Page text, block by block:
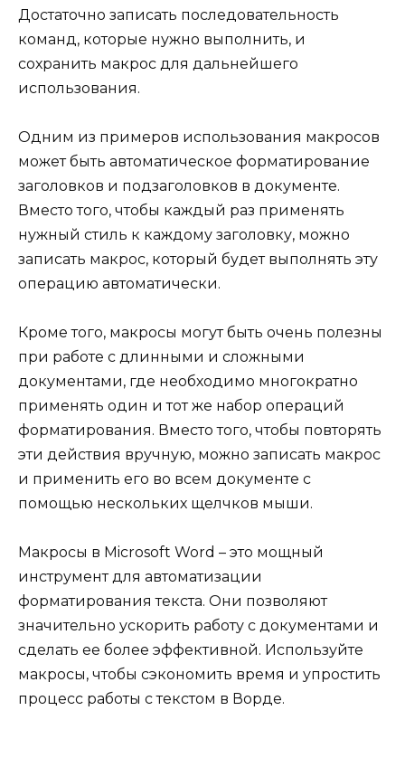
Достаточно записать последовательность
команд, которые нужно выполнить, и
сохранить макрос для дальнейшего
использования.
Одним из примеров использования макросов
может быть автоматическое форматирование
заголовков и подзаголовков в документе.
Вместо того, чтобы каждый раз применять
нужный стиль к каждому заголовку, можно
записать макрос, который будет выполнять эту
операцию автоматически.
Кроме того, макросы могут быть очень полезны
при работе с длинными и сложными
документами, где необходимо многократно
применять один и тот же набор операций
форматирования. Вместо того, чтобы повторять
эти действия вручную, можно записать макрос
и применить его во всем документе с
помощью нескольких щелчков мыши.
Макросы в Microsoft Word – это мощный
инструмент для автоматизации
форматирования текста. Они позволяют
значительно ускорить работу с документами и
сделать ее более эффективной. Используйте
макросы, чтобы сэкономить время и упростить
процесс работы с текстом в Ворде.